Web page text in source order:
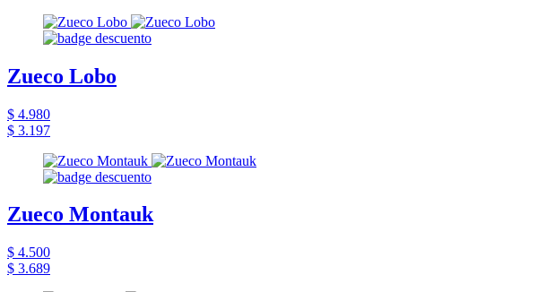
Zueco Lobo
$ 4.980
$ 3.197
Zueco Montauk
$ 4.500
$ 3.689